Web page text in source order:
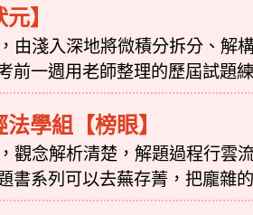
】
，由淺入深地將微積分拆分、解
前一週用老師整理的歷屆試
學組【榜眼】
觀念解析清楚，解題過程行雲
書系列可以去蕪存菁，把龐